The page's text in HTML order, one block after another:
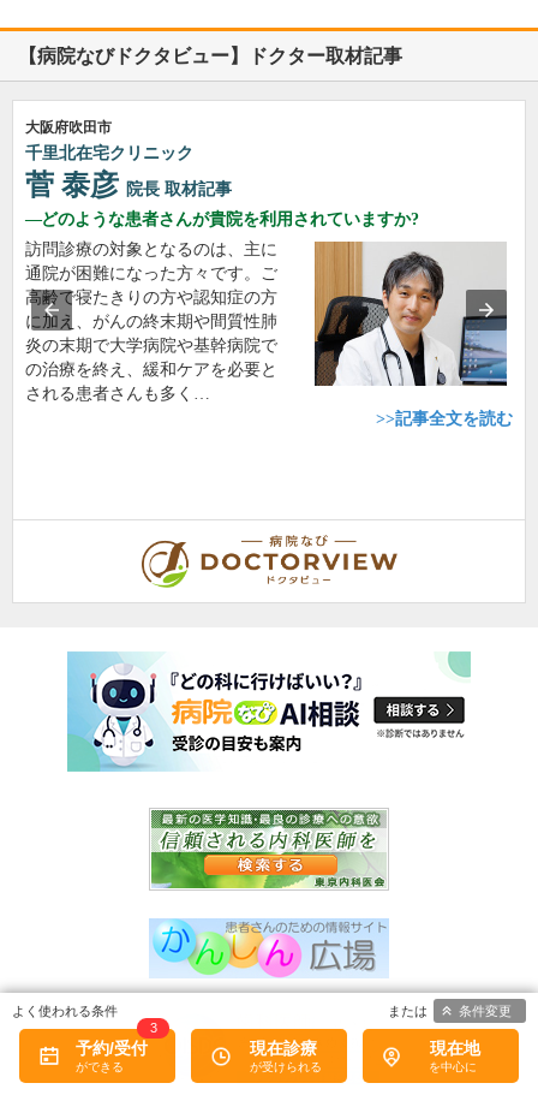
【病院なびドクタビュー】ドクター取材記事
大阪府吹田市
千里北在宅クリニック
菅 泰彦 院長 取材記事
どのような患者さんが貴院を利用されていますか?
訪問診療の対象となるのは、主に
通院が困難になった方々です。ご
高齢で寝たきりの方や認知症の方
に加え、がんの終末期や間質性肺
炎の末期で大学病院や基幹病院で
の治療を終え、緩和ケアを必要と
される患者さんも多く…
>>記事全文を読む
予約/受付
3
現在診療 現在地
条件変更